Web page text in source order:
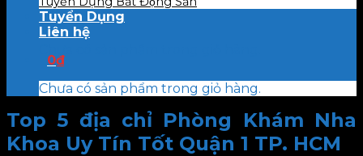
Giỏ hàng
Tuyển Dụng
Liên hệ
0₫
Chưa có sản phẩm trong giỏ hàng.
Top 5 địa chỉ Phòng Khám Nha
Khoa Uy Tín Tốt Quận 1 TP. HCM